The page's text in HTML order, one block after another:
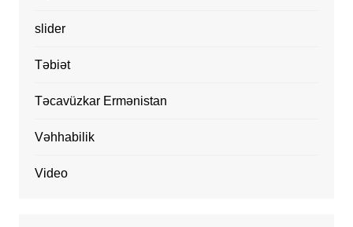
slider
Təbiət
Təcavüzkar Ermənistan
Vəhhabilik
Video